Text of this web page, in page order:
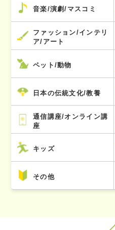
音楽/演劇/マスコミ
ファッション/インテリ
ア/アート
ペット/動物
日本の伝統文化/教養
通信講座/オンライン講
座
キッズ
その他